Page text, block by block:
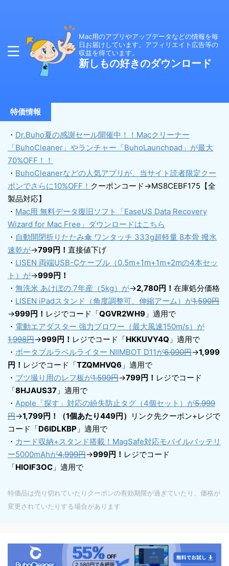
Mac用のアプリやアップデータなどの情報を毎
日お届けしています。アフィリエイト広告等の
収益を得ています。
新しもの好きのダウンロード
特価情報
・ Dr.Buho夏の感謝セール開催中！！Macクリーナー
「BuhoCleaner」やランチャー「BuhoLaunchpad」が最大
70%OFF！！
・ BuhoCleanerなどの人気アプリが、当サイト読者限定クー
ポンでさらに10%OFF！ クーポンコード→MS8CEBF175【全
製品対応】
・ Mac用 無料データ復旧ソフト「EaseUS Data Recovery
Wizard for Mac Free」ダウンロードはこちら
・ 自動開閉折りたたみ傘 ワンタッチ 333g超軽量 8本骨 撥水
速乾が→799円！ 直接値下げ
・ LISEN 両端USB-Cケーブル（0.5m+1m+1m+2mの4本セッ
ト）が→999円！
・ 無洗米 あけぼの 7年産（5kg）が→2,780円！ 在庫処分価格
・ LISEN iPadスタンド（角度調整可、伸縮アーム）が1,590円
→999円！ レジでコード「QGVR2WH9 」適用で
・ 電動エアダスター 強力ブロワー（最大風速150m/s）が
1,998円→999円！ レジでコード「HKKUVY4Q 」適用で
・ ポータブルラベルライター NIIMBOT D11が6,090円→1,999
円！ レジでコード「TZQMHVQ6 」適用で
・ ブツ撮り用のレフ板が1,599円→799円！ レジでコード
「8HJAUS37 」適用で
・ Apple「探す」対応の紛失防止タグ（4個セット）が5,999
円→1,799円！（1個あたり449円）
リンク先クーポン+レジで
コード「D6IDLKBP 」適用で
・ カード収納+スタンド搭載！MagSafe対応モバイルバッテリ
ー5000mAhが4,999円→999円！ レジでコード
「HIOIF3OC 」適用で
特価品は売り切れていたりクーポンの有効期限が過ぎていたり、価格が
変更されていたりする場合があります